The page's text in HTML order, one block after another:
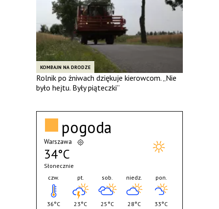
KOMBAJN NA DRODZE
Rolnik po żniwach dziękuje kierowcom. „Nie
było hejtu. Były piąteczki”
pogoda
Warszawa
34°C
Słonecznie
czw.
36°C
pt.
23°C
sob.
25°C
niedz.
28°C
pon.
33°C